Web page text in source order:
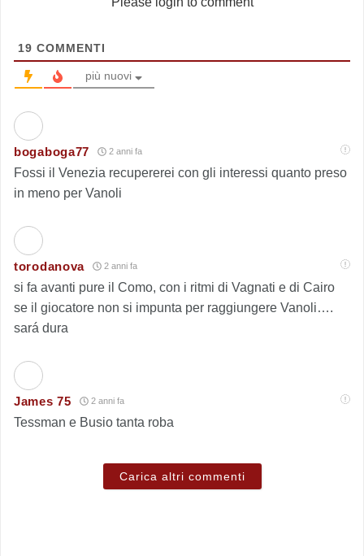
19 COMMENTI
più nuovi
bogaboga77 2 anni fa
Fossi il Venezia recupererei con gli interessi quanto preso
in meno per Vanoli
torodanova 2 anni fa
si fa avanti pure il Como, con i ritmi di Vagnati e di Cairo
se il giocatore non si impunta per raggiungere Vanoli….
sará dura
James 75 2 anni fa
Tessman e Busio tanta roba
Carica altri commenti